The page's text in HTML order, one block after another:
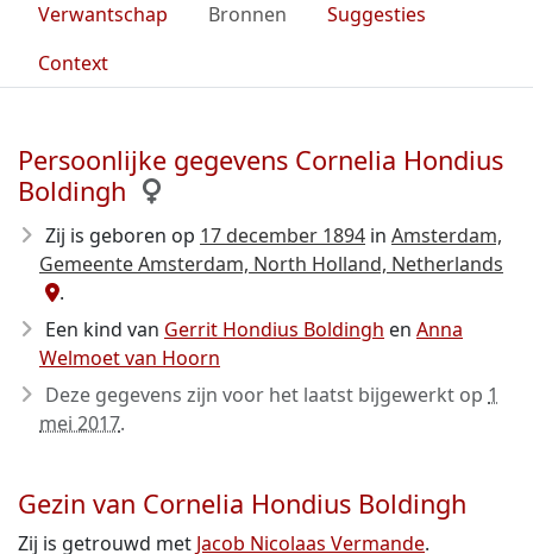
Verwantschap
Bronnen
Suggesties
Context
Persoonlijke gegevens Cornelia Hondius
Boldingh
Zij is geboren op 17 december 1894 in Amsterdam,
Gemeente Amsterdam, North Holland, Netherlands
.
Een kind van Gerrit Hondius Boldingh en Anna
Welmoet van Hoorn
Deze gegevens zijn voor het laatst bijgewerkt op 1
mei 2017.
Gezin van Cornelia Hondius Boldingh
Zij is getrouwd met Jacob Nicolaas Vermande.